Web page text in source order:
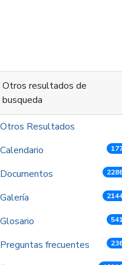
Otros resultados de
busqueda
Otros Resultados
Calendario
Documentos
Galería
Glosario 541
Preguntas frecuentes